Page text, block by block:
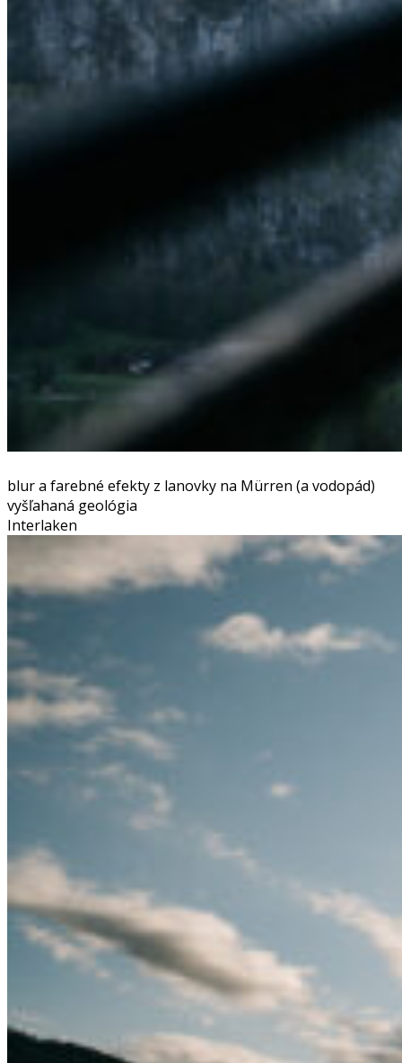
blur a farebné efekty z lanovky na Mürren (a vodopád)
vyšľahaná geológia
Interlaken